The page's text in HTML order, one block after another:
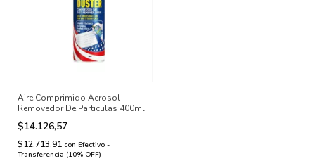
Aire Comprimido Aerosol
Removedor De Particulas 400ml
$14.126,57
$12.713,91 con Efectivo -
Transferencia (10% OFF)